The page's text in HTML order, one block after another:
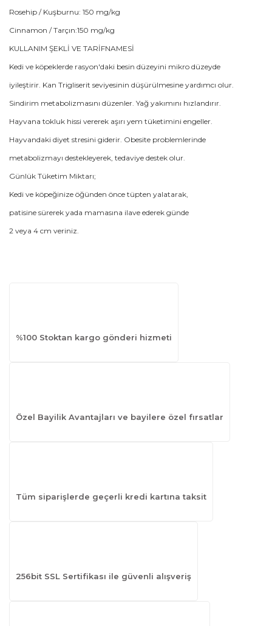
Rosehip / Kuşburnu: 150 mg/kg
Cinnamon / Tarçın:150 mg/kg
KULLANIM ŞEKLİ VE TARİFNAMESİ
Kedi ve köpeklerde rasyon'daki besin düzeyini mikro düzeyde
iyileştirir. Kan Trigliserit seviyesinin düşürülmesine yardımcı olur.
Sindirim metabolizmasını düzenler. Yağ yakımını hızlandırır.
Hayvana tokluk hissi vererek aşırı yem tüketimini engeller.
Hayvandaki diyet stresini giderir. Obesite problemlerinde
metabolizmayı destekleyerek, tedaviye destek olur.
Günlük Tüketim Miktarı;
Kedi ve köpeğinize öğünden önce tüpten yalatarak,
patisine sürerek yada mamasına ilave ederek günde
2 veya 4 cm veriniz.
%100 Stoktan kargo gönderi hizmeti
Özel Bayilik Avantajları ve bayilere özel fırsatlar
Tüm siparişlerde geçerli kredi kartına taksit
256bit SSL Sertifikası ile güvenli alışveriş